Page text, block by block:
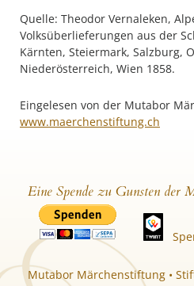
Quelle: Theodor Vernaleken,
Volksüberlieferungen aus der
Kärnten, Steiermark, Salzburg,
Niederösterreich, Wien 1858.
Eingelesen von der Mutabor
www.maerchenstiftung.ch
Eine Spende zu Gunsten der
Mutabor Märchenstiftung •